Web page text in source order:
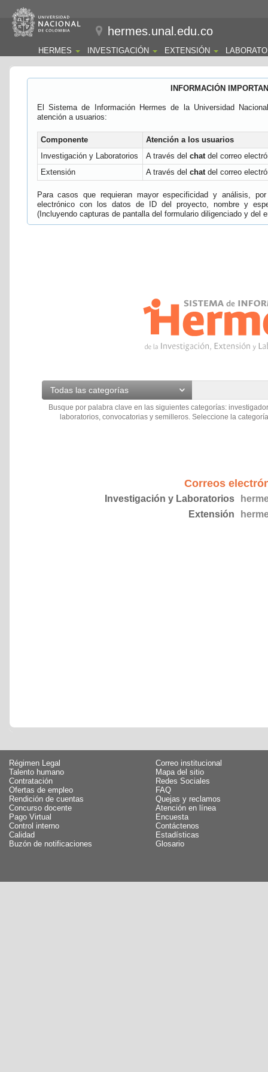
hermes.unal.edu.co
HERMES INVESTIGACIÓN EXTENSIÓN
INFORMACIÓN
El Sistema de Información Hermes de la Universidad
atención a usuarios:
Componente
Atención a los usuarios
Investigación y Laboratorios
A través del chatdel correo
Extensión
A través del chatdel correo
Para casos que requieran mayor especificidad y análisis,
electrónico con los datos de ID del proyecto, nombre y
(Incluyendo capturas de pantalla del formulario diligenciado y del
Todas las categorías
Busque por palabra clave en las siguientes categorías:
laboratorios, convocatorias y semilleros. Seleccione la
Correos
Investigación y Laboratorios
Extensión
Régimen Legal
Talento humano
Contratación
Ofertas de empleo
Rendición de cuentas
Concurso docente
Pago Virtual
Control interno
Calidad
Buzón de notificaciones
Correo institucional
Mapa del sitio
Redes Sociales
FAQ
Quejas y reclamos
Atención en línea
Encuesta
Contáctenos
Estadísticas
Glosario